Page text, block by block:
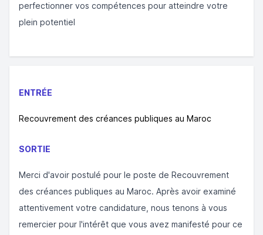
perfectionner vos compétences pour atteindre votre
plein potentiel
ENTRÉE
Recouvrement des créances publiques au Maroc
SORTIE
Merci d'avoir postulé pour le poste de Recouvrement
des créances publiques au Maroc. Après avoir examiné
attentivement votre candidature, nous tenons à vous
remercier pour l'intérêt que vous avez manifesté pour ce